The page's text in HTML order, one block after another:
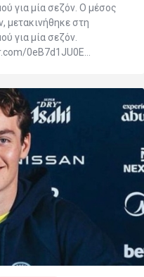
για μία σεζόν. Ο μέσος
μετακινήθηκε στη
για μία σεζόν.
0eB7d1JU0E…